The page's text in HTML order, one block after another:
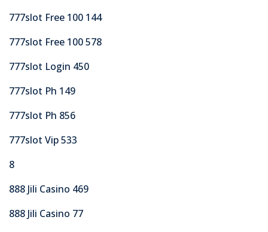
777slot Free 100 144
777slot Free 100 578
777slot Login 450
777slot Ph 149
777slot Ph 856
777slot Vip 533
8
888 Jili Casino 469
888 Jili Casino 77